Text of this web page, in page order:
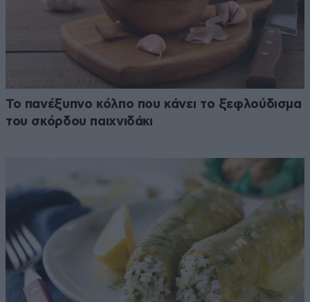
Το πανέξυπνο κόλπο που κάνει το ξεφλούδισμα
του σκόρδου παιχνιδάκι